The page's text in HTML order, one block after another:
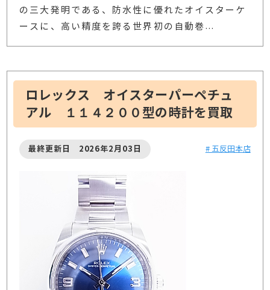
の三大発明である、防水性に優れたオイスターケ
ースに、高い精度を誇る世界初の自動巻…
ロレックス オイスターパーペチュ
アル １１４２００型の時計を買取
最終更新日 2026年2月03日 # 五反田本店